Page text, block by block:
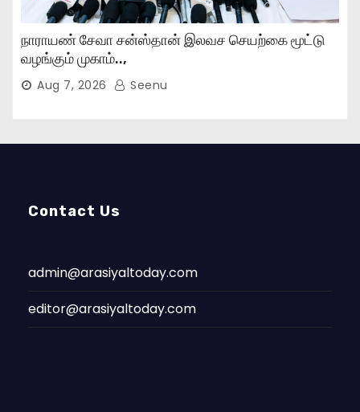
நாராயண் சேவா சன்ஸ்தான் இலவச செயற்கை மூட்டு
வழங்கும் முகாம்..,
Aug 7, 2026 Seenu
Contact Us
admin@arasiyaltoday.com
editor@arasiyaltoday.com